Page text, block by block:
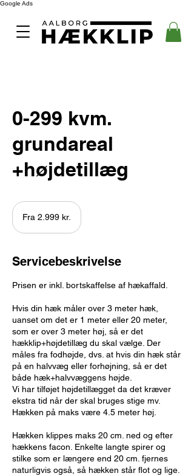
Google Ads
0-299 kvm.
grundareal
+højdetillæg
Fra
2.999
danske
kroner
Fra 2.999 kr.
Servicebeskrivelse
Prisen er inkl. bortskaffelse af hækaffald.
Hvis din hæk måler over 3 meter hæk,
uanset om det er 1 meter eller 20 meter,
som er over 3 meter høj, så er det
hækklip+højdetillæg du skal vælge. Der
måles fra fodhøjde, dvs. at hvis din hæk står
på en halvvæg eller forhøjning, så er det
både hæk+halvvæggens højde.
Vi har tilføjet højdetillægget da det kræver
ekstra tid når der skal bruges stige mv.
Hækken på maks være 4.5 meter høj.
Hækken klippes maks 20 cm. ned og efter
hækkens facon. Enkelte langte spirer og
stilke som er længere end 20 cm. fjernes
naturligvis også, så hækken står flot og lige.